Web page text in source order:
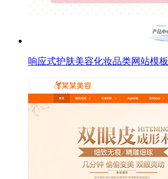
响应式护肤美容化妆品类网站模板